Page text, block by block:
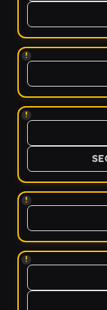
!
!
!
!